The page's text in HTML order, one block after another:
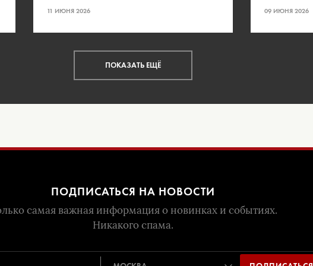
11 ИЮНЯ 2026 09 ИЮНЯ 2026
ПОКАЗАТЬ ЕЩЁ
ПОДПИСАТЬСЯ НА НОВОСТИ
самая важная информация о новинках и событиях.
Никакого спама.